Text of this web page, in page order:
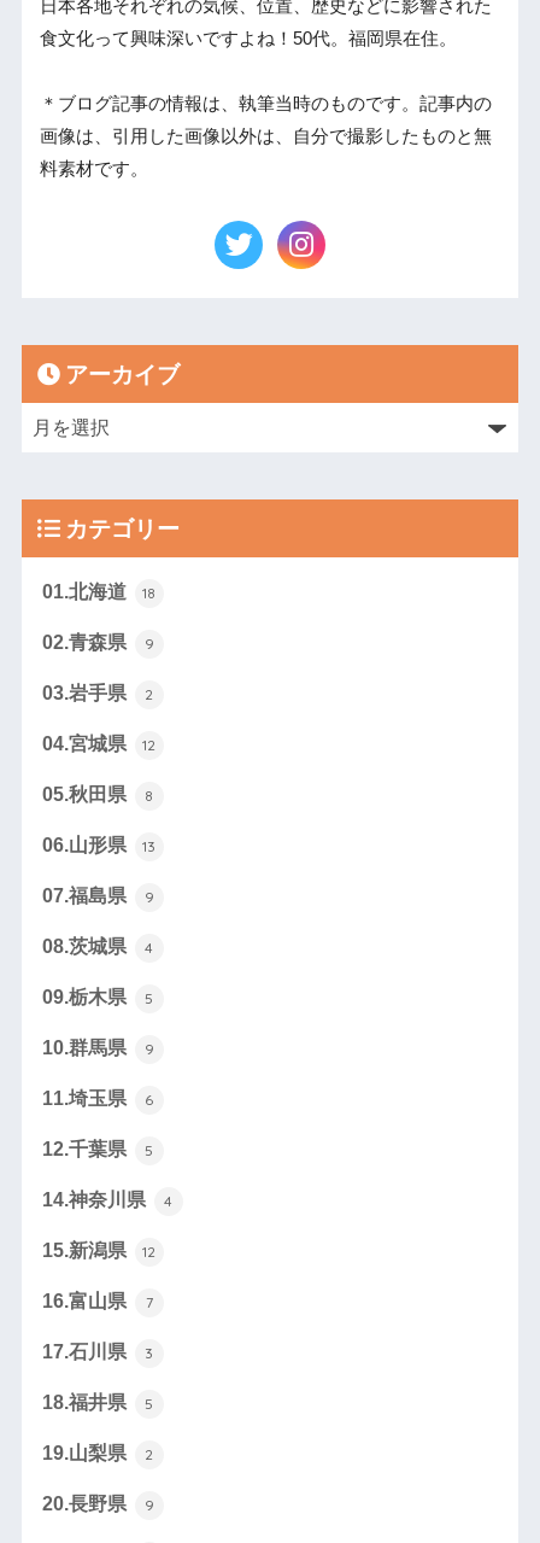
日本各地それぞれの気候、位置、歴史などに影響された
食文化って興味深いですよね！50代。福岡県在住。
＊ブログ記事の情報は、執筆当時のものです。記事内の
画像は、引用した画像以外は、自分で撮影したものと無
料素材です。
アーカイブ
カテゴリー
01.北海道 18
02.青森県 9
03.岩手県 2
04.宮城県 12
05.秋田県 8
06.山形県 13
07.福島県 9
08.茨城県 4
09.栃木県 5
10.群馬県 9
11.埼玉県 6
12.千葉県 5
14.神奈川県 4
15.新潟県 12
16.富山県 7
17.石川県 3
18.福井県 5
19.山梨県 2
20.長野県 9